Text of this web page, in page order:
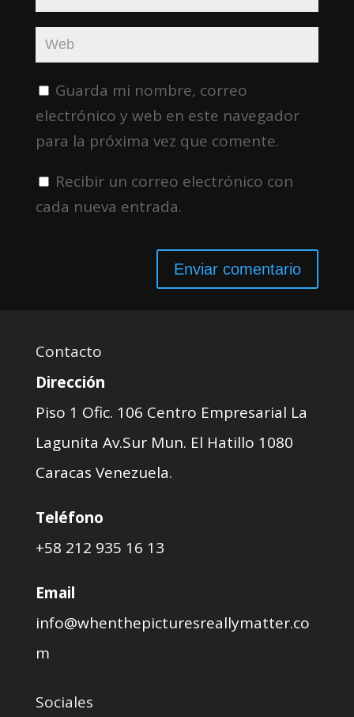
Guarda mi nombre, correo
electrónico y web en este navegador
para la próxima vez que comente.
Recibir un correo electrónico con
cada nueva entrada.
Contacto
Dirección
Piso 1 Ofic. 106 Centro Empresarial La
Lagunita Av.Sur Mun. El Hatillo 1080
Caracas Venezuela.
Teléfono
+58 212 935 16 13
Email
info@whenthepicturesreallymatter.co
m
Sociales